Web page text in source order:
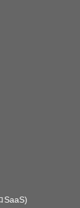
SaaS)